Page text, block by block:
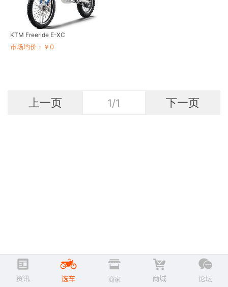
KTM Freeride E-XC
市场均价：￥0
上一页 1/1 下一页